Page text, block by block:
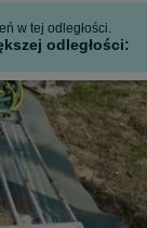
w tej odległości.
odległości: